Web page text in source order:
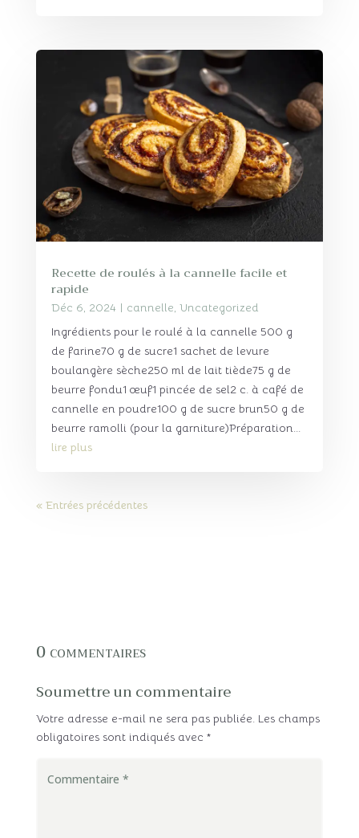
Recette de roulés à la cannelle facile et
rapide
Déc 6, 2024 | cannelle, Uncategorized
Ingrédients pour le roulé à la cannelle 500 g
de farine70 g de sucre1 sachet de levure
boulangère sèche250 ml de lait tiède75 g de
beurre fondu1 œuf1 pincée de sel2 c. à café de
cannelle en poudre100 g de sucre brun50 g de
beurre ramolli (pour la garniture)Préparation...
lire plus
« Entrées précédentes
0 commentaires
Soumettre un commentaire
Votre adresse e-mail ne sera pas publiée. Les champs
obligatoires sont indiqués avec *